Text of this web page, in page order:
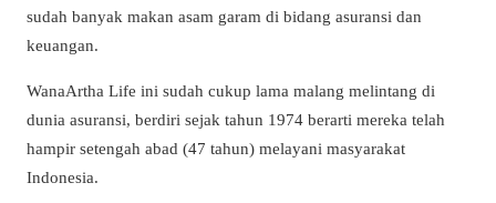
sudah banyak makan asam garam di bidang asuransi dan
keuangan.
WanaArtha Life ini sudah cukup lama malang melintang di
dunia asuransi, berdiri sejak tahun 1974 berarti mereka telah
hampir setengah abad (47 tahun) melayani masyarakat
Indonesia.